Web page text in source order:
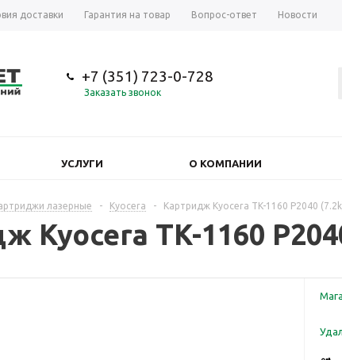
доставки Гарантия на товар Вопрос-ответ Новости
+7 (351) 723-0-728
Заказать звонок
УСЛУГИ О КОМПАНИИ
лазерные - Kyocera - Картридж Kyocera TK-1160 P2040
Kyocera TK-1160